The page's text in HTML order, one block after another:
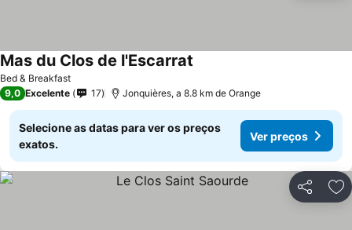
Bed & Breakfast
Mas du Clos de l'Escarrat
9,0 Excelente 17 Jonquières, a 8.8 km de Orange
Selecione as datas para ver os preços
exatos.
Ver preços
Partilhar